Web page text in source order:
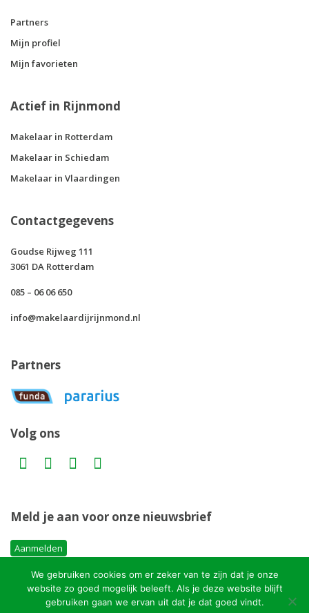
Partners
Mijn profiel
Mijn favorieten
Actief in Rijnmond
Makelaar in Rotterdam
Makelaar in Schiedam
Makelaar in Vlaardingen
Contactgegevens
Goudse Rijweg 111
3061 DA Rotterdam
085 – 06 06 650
info@makelaardijrijnmond.nl
Partners
Volg ons
Meld je aan voor onze nieuwsbrief
Aanmelden
Copyright MakelaardijRijnmond.nl
We gebruiken cookies om er zeker van te zijn dat je onze
website zo goed mogelijk beleeft. Als je deze website blijft
gebruiken gaan we ervan uit dat je dat goed vindt.